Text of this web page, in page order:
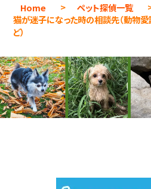
Home > ペット探偵一覧
猫が迷子になった時の相談先（動物愛
ど）